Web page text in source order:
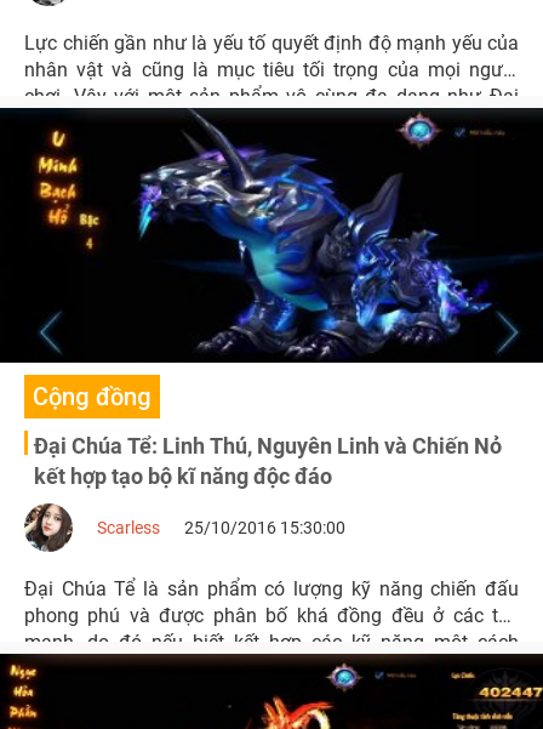
Lực chiến gần như là yếu tố quyết định độ mạnh yếu của
nhân vật và cũng là mục tiêu tối trọng của mọi người
chơi. Vậy với một sản phẩm vô cùng đa dạng như Đại
Chúa Tể thì cách tăng lực chiến như thế nào sẽ đạt được
hiệu quả tốt nhất?
Cộng đồng
Đại Chúa Tể: Linh Thú, Nguyên Linh và Chiến Nỏ
kết hợp tạo bộ kĩ năng độc đáo
Scarless 25/10/2016 15:30:00
Đại Chúa Tể là sản phẩm có lượng kỹ năng chiến đấu
phong phú và được phân bố khá đồng đều ở các thế
mạnh, do đó nếu biết kết hợp các kỹ năng một cách
nhuần nhuyễn thì hiệu quả đem lại thực sự rất đáng giá.